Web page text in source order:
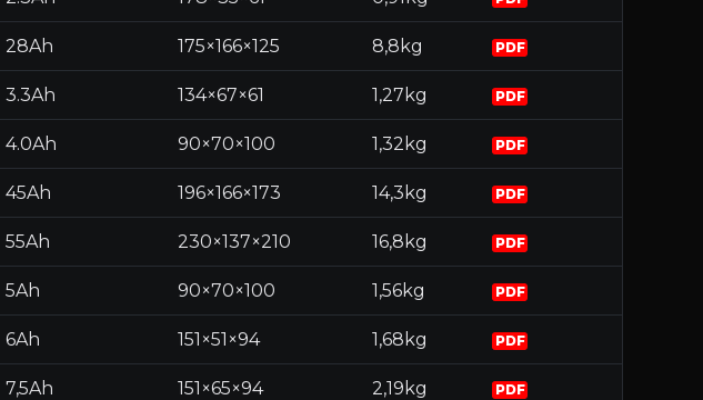
28Ah 175×166×125 8,8kg PDF
3.3Ah 134×67×61 1,27kg PDF
4.0Ah 90×70×100 1,32kg PDF
45Ah 196×166×173 14,3kg PDF
55Ah 230×137×210 16,8kg PDF
5Ah 90×70×100 1,56kg PDF
6Ah 151×51×94 1,68kg PDF
7,5Ah 151×65×94 2,19kg PDF